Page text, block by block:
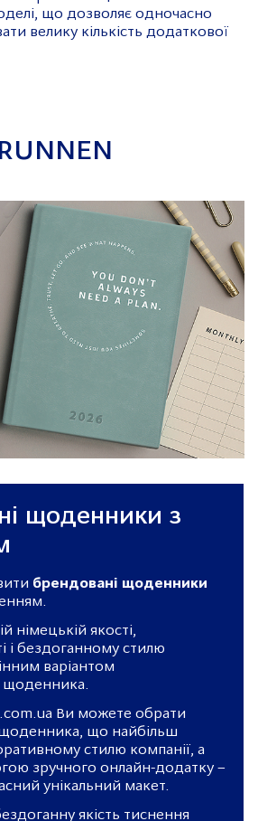
що дозволяє одночасно
велику кількість додаткової
щоденники з
брендовані щоденники
німецькій якості,
і бездоганному стилю
варіантом
щоденника.
Ви можете обрати
що найбільш
стилю компанії, а
зручного онлайн-додатку –
унікальний макет.
якість тиснення